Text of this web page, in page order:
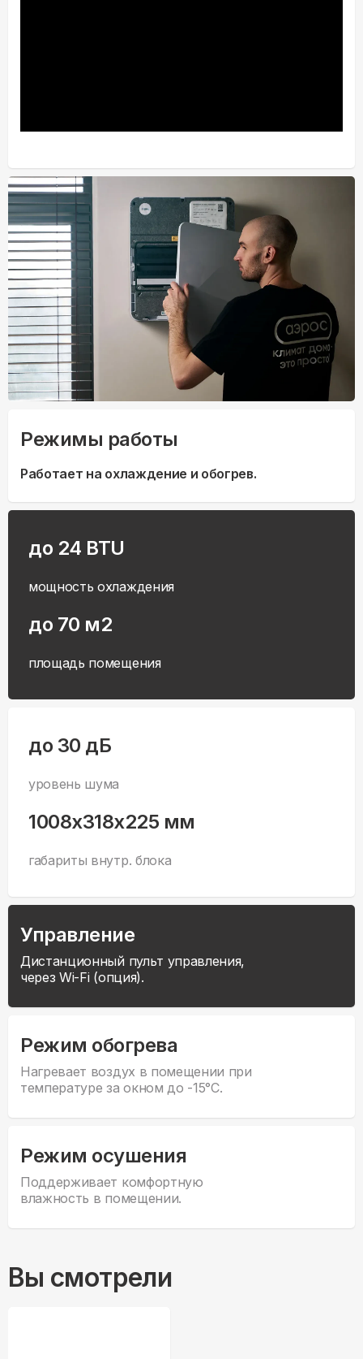
Режимы работы
Работает на охлаждение и обогрев.
до 24 BTU
мощность охлаждения
до 70 м2
площадь помещения
до 30 дБ
уровень шума
1008x318x225 мм
габариты внутр. блока
Управление
Дистанционный пульт управления,
через Wi-Fi (опция).
Режим обогрева
Нагревает воздух в помещении при
температуре за окном до -15°С.
Режим осушения
Поддерживает комфортную
влажность в помещении.
Вы смотрели